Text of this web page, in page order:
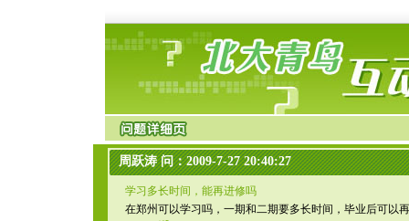
周跃涛 问：2009-7-27 20:40:27
学习多长时间，能再进修吗
在郑州可以学习吗，一期和二期要多长时间，毕业后可以